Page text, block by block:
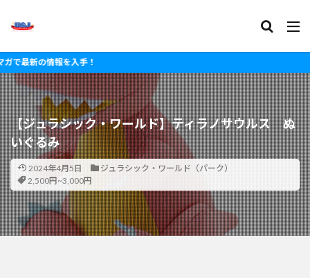
の情報を入手！
【ジュラシック・ワールド】ティラノサウルス ぬ
いぐるみ
2024年4月5日
ジュラシック・ワールド（パーク）
2,500円~3,000円